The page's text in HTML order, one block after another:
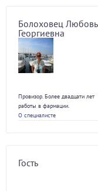
Болоховец Любовь
Георгиевна
Провизор. Более двадцати лет
работы в фармации.
О специалисте
Гость